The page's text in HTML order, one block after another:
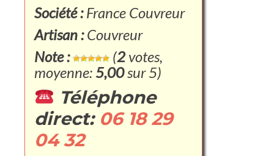
Société :France Couvreur
Artisan :Couvreur
Note :
(2votes,
moyenne: 5,00sur 5)
Téléphone
direct: 06 18 29
04 32